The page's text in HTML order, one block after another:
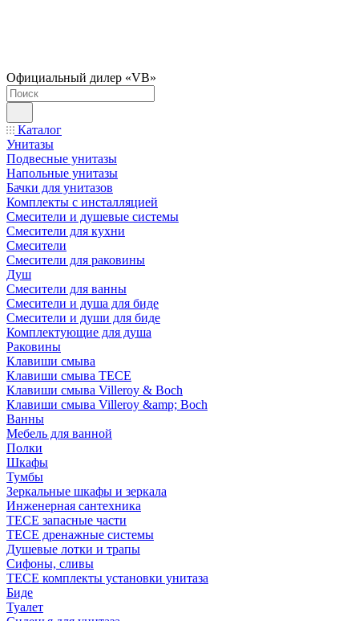
Официальный дилер «VB»
Каталог
Унитазы
Подвесные унитазы
Напольные унитазы
Бачки для унитазов
Комплекты с инсталляцией
Смесители и душевые системы
Смесители для кухни
Смесители
Смесители для раковины
Душ
Смесители для ванны
Смесители и душа для биде
Смесители и души для биде
Комплектующие для душа
Раковины
Клавиши смыва
Клавиши смыва TECE
Клавиши смыва Villeroy & Boch
Клавиши смыва Villeroy &amp; Boch
Ванны
Мебель для ванной
Полки
Шкафы
Тумбы
Зеркальные шкафы и зеркала
Инженерная сантехника
TECE запасные части
TECE дренажные системы
Душевые лотки и трапы
Сифоны, сливы
TECE комплекты установки унитаза
Биде
Туалет